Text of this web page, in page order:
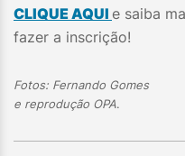
CLIQUE AQUI e saiba
fazer a inscrição!
Fotos: Fernando Gomes
e reprodução OPA.